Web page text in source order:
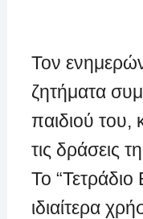
Τον
ζητήματα
παιδιού του,
τις δράσεις
Το “Τετράδιο
ιδιαίτερα